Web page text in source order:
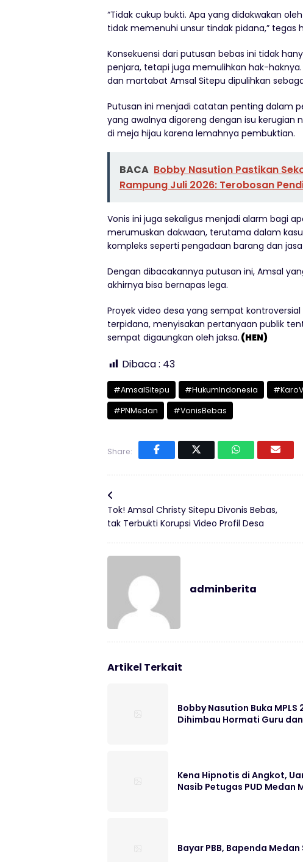
“Tidak cukup bukti. Apa yang didakwakan
tidak memenuhi unsur tindak pidana,” tegas
Konsekuensi dari putusan bebas ini tidak
penjara, tetapi juga memulihkan hak-
dan martabat Amsal Sitepu dipulihkan
Putusan ini menjadi catatan penting dalam
yang awalnya digoreng dengan isu
di meja hijau karena lemahnya pembuktian.
BACA Bobby Nasution Pastikan
Rampung Juli 2026: Terobosan
Vonis ini juga sekaligus menjadi alarm bagi
merumuskan dakwaan, terutama dalam
kompleks seperti pengadaan barang dan
Dengan dibacakannya putusan ini, Amsal
akhirnya bisa bernapas lega.
Proyek video desa yang sempat
terpidana, menyisakan pertanyaan publik
sempat digaungkan oleh jaksa. (HEN)
Dibaca : 43
#AmsalSitepu #HukumIndonesia
#PNMedan
#VonisBebas
Share:
Tok! Amsal Christy Sitepu Divonis Bebas,
tak Terbukti Korupsi Video Profil Desa
adminberita
Artikel Terkait
Bobby Nasution Buka
Dihimbau Hormati Guru
Kena Hipnotis di Angkot,
Nasib Petugas PUD Medan
Bayar PBB, Bapenda